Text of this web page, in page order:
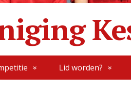
Lid worden?